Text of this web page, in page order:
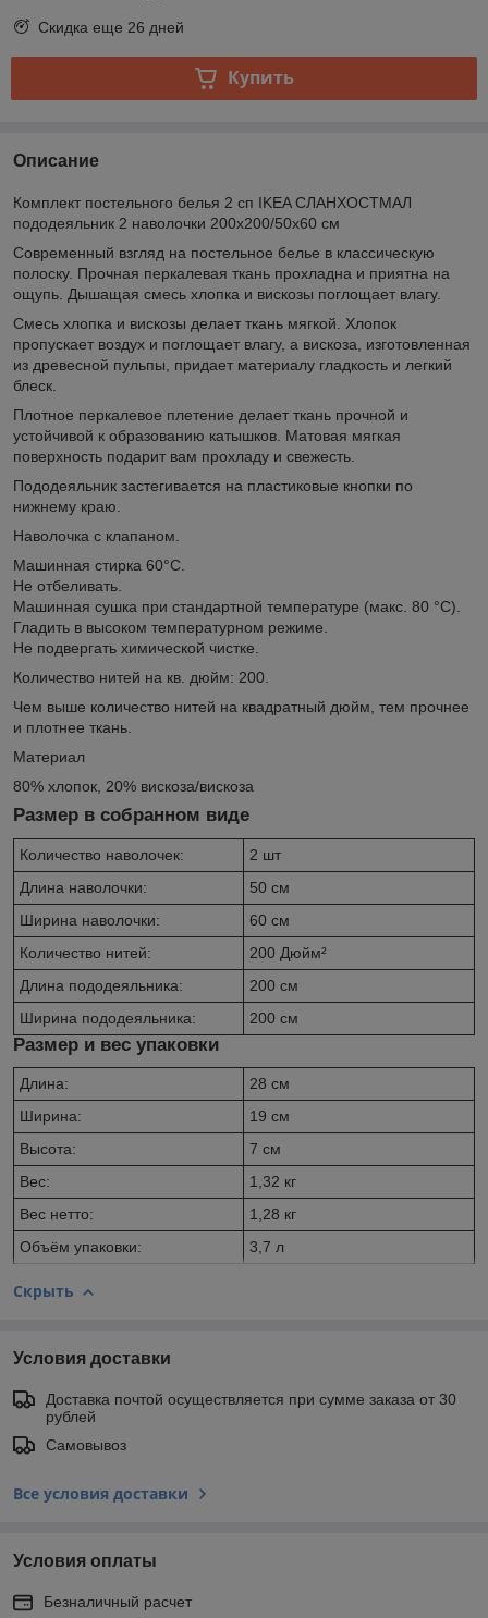
Скидка еще 26 дней
Купить
Описание
Комплект постельного белья 2 сп IKEA СЛАНХОСТМАЛ
пододеяльник 2 наволочки 200x200/50x60 см
Современный взгляд на постельное белье в классическую
полоску. Прочная перкалевая ткань прохладна и приятна на
ощупь. Дышащая смесь хлопка и вискозы поглощает влагу.
Смесь хлопка и вискозы делает ткань мягкой. Хлопок
пропускает воздух и поглощает влагу, а вискоза, изготовленная
из древесной пульпы, придает материалу гладкость и легкий
блеск.
Плотное перкалевое плетение делает ткань прочной и
устойчивой к образованию катышков. Матовая мягкая
поверхность подарит вам прохладу и свежесть.
Пододеяльник застегивается на пластиковые кнопки по
нижнему краю.
Наволочка с клапаном.
Машинная стирка 60°С.
Не отбеливать.
Машинная сушка при стандартной температуре (макс. 80 °C).
Гладить в высоком температурном режиме.
Не подвергать химической чистке.
Количество нитей на кв. дюйм: 200.
Чем выше количество нитей на квадратный дюйм, тем прочнее
и плотнее ткань.
Материал
80% хлопок, 20% вискоза/вискоза
Размер в собранном виде
Количество наволочек:
2 шт
Длина наволочки:
50 см
Ширина наволочки:
60 см
Количество нитей:
200 Дюйм²
Длина пододеяльника:
200 см
Ширина пододеяльника:
200 см
Размер и вес упаковки
Длина:
28 см
Ширина:
19 см
Высота:
7 см
Вес:
1,32 кг
Вес нетто:
1,28 кг
Объём упаковки:
3,7 л
Скрыть
Условия доставки
Доставка почтой осуществляется при сумме заказа от 30
рублей
Самовывоз
Все условия доставки
Условия оплаты
Безналичный расчет